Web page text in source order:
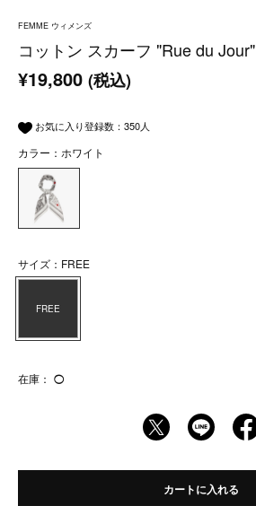
FEMME ウィメンズ
コットン スカーフ "Rue du Jour"
¥19,800 (税込)
お気に入り登録数： 350人
カラー：ホワイト
サイズ：FREE
FREE
在庫： ◯
カートに入れる